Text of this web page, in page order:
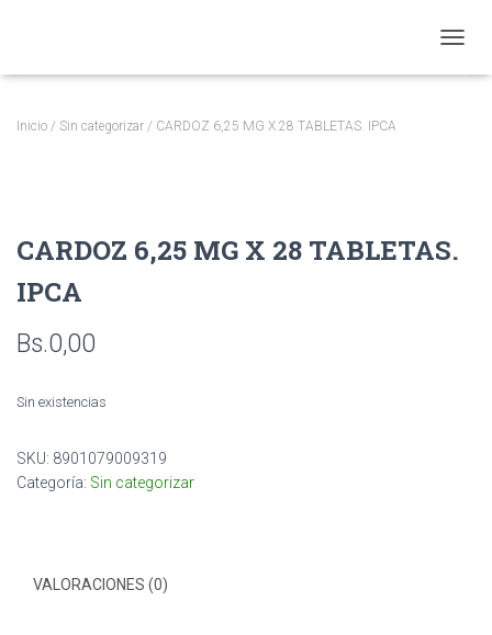
Inicio / Sin categorizar / CARDOZ 6,25 MG X 28 TABLETAS. IPCA
CARDOZ 6,25 MG X 28 TABLETAS.
IPCA
Bs.0,00
Sin existencias
SKU: 8901079009319
Categoría: Sin categorizar
VALORACIONES (0)